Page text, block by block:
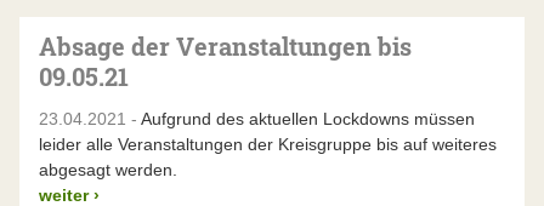
Absage der Veranstaltungen bis
09.05.21
23.04.2021 - Aufgrund des aktuellen Lockdowns müssen
leider alle Veranstaltungen der Kreisgruppe bis auf weiteres
abgesagt werden.
weiter ›